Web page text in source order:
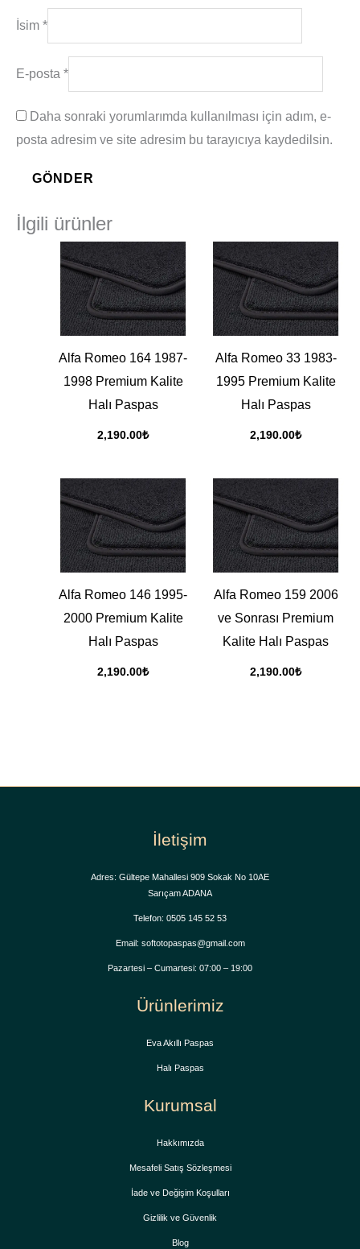
İsim *
E-posta *
Daha sonraki yorumlarımda kullanılması için adım, e-
posta adresim ve site adresim bu tarayıcıya kaydedilsin.
İlgili ürünler
Alfa Romeo 164 1987-
1998 Premium Kalite
Halı Paspas
2,190.00₺
Alfa Romeo 33 1983-
1995 Premium Kalite
Halı Paspas
2,190.00₺
Alfa Romeo 146 1995-
2000 Premium Kalite
Halı Paspas
2,190.00₺
Alfa Romeo 159 2006
ve Sonrası Premium
Kalite Halı Paspas
2,190.00₺
İletişim
Adres: Gültepe Mahallesi 909 Sokak No 10AE
Sarıçam ADANA
Telefon: 0505 145 52 53
Email: softotopaspas@gmail.com
Pazartesi – Cumartesi: 07:00 – 19:00
Ürünlerimiz
Eva Akıllı Paspas
Halı Paspas
Kurumsal
Hakkımızda
Mesafeli Satış Sözleşmesi
İade ve Değişim Koşulları
Gizlilik ve Güvenlik
Blog